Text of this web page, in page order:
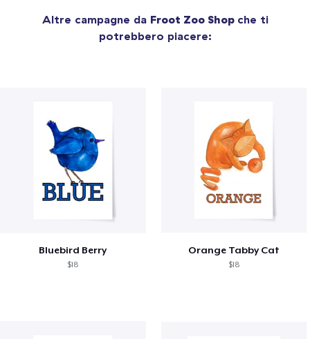
Altre campagne da Froot Zoo Shop che ti
potrebbero piacere:
Bluebird Berry
$18
Orange Tabby Cat
$18